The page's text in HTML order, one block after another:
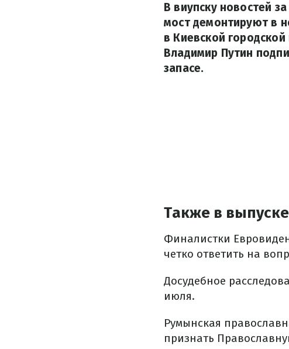
В виупску новостей
мост демонтируют в
в Киевской
Владимир Путин
запасе.
Также в
Финалистки
четко ответить на
Досудебное
июля.
Румынская
признать